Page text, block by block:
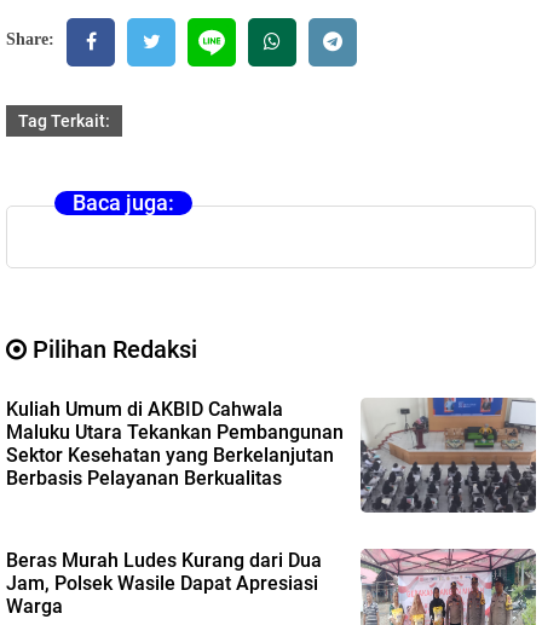
Share:
Tag Terkait:
Baca juga:
Pilihan Redaksi
Kuliah Umum di AKBID Cahwala
Maluku Utara Tekankan Pembangunan
Sektor Kesehatan yang Berkelanjutan
Berbasis Pelayanan Berkualitas
Beras Murah Ludes Kurang dari Dua
Jam, Polsek Wasile Dapat Apresiasi
Warga